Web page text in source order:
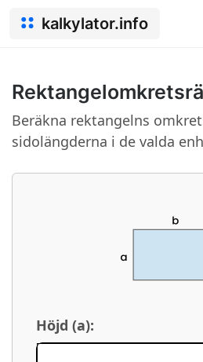
kalkylator.info
Beräkna rektangelns
sidolängderna i de valda
Höjd (a):